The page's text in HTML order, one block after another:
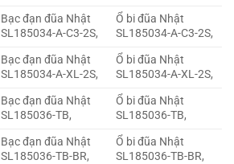
Bạc đạn đũa Nhật
SL185034-A-C3-2S,
Ổ bi đũa Nhật
SL185034-A-C3-2S,
Bạc đạn đũa Nhật
SL185034-A-XL-2S,
Ổ bi đũa Nhật
SL185034-A-XL-2S,
Bạc đạn đũa Nhật
SL185036-TB,
Ổ bi đũa Nhật
SL185036-TB,
Bạc đạn đũa Nhật
SL185036-TB-BR,
Ổ bi đũa Nhật
SL185036-TB-BR,